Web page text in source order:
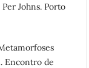
Johns. Porto
Encontro de